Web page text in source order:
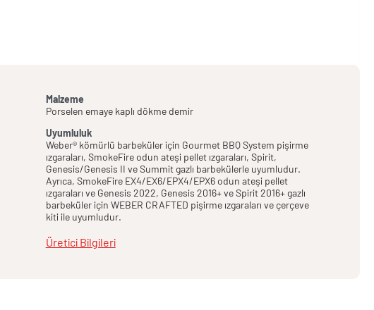
Malzeme
Porselen emaye kaplı dökme demir
Uyumluluk
Weber® kömürlü barbeküler için Gourmet BBQ System pişirme
ızgaraları, SmokeFire odun ateşi pellet ızgaraları, Spirit,
Genesis/Genesis II ve Summit gazlı barbekülerle uyumludur.
Ayrıca, SmokeFire EX4/EX6/EPX4/EPX6 odun ateşi pellet
ızgaraları ve Genesis 2022, Genesis 2016+ ve Spirit 2016+ gazlı
barbeküler için WEBER CRAFTED pişirme ızgaraları ve çerçeve
kiti ile uyumludur.
Üretici Bilgileri